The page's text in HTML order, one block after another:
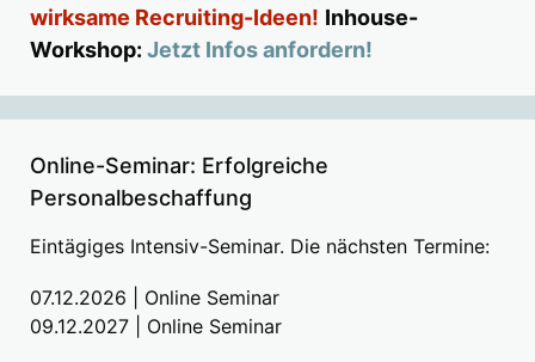
wirksame Recruiting-Ideen! Inhouse-
Workshop: Jetzt Infos anfordern!
Online-Seminar: Erfolgreiche
Personalbeschaffung
Eintägiges Intensiv-Seminar. Die nächsten Termine:
07.12.2026 | Online Seminar
09.12.2027 | Online Seminar